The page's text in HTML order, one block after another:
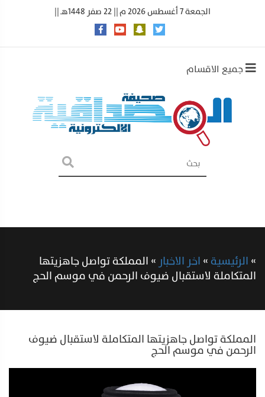
الجمعة 7 أغسطس 2026 م || 22 صفر 1448هـ ||
جميع الاقسام
»الرئيسية»اخر الاخبار »المملكة تواصل جاهزيتها
المتكاملة لاستقبال ضيوف الرحمن في موسم الحج
المملكة تواصل جاهزيتها المتكاملة لاستقبال ضيوف
الرحمن في موسم الحج